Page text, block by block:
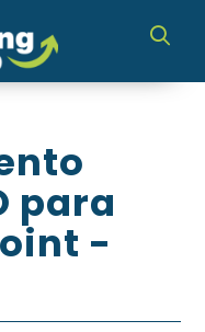
para
-